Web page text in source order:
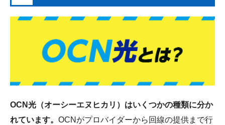
OCN光（オーシーエヌヒカリ）はいくつかの種類に分か
れています。 OCNがプロバイダーから回線の提供まで行